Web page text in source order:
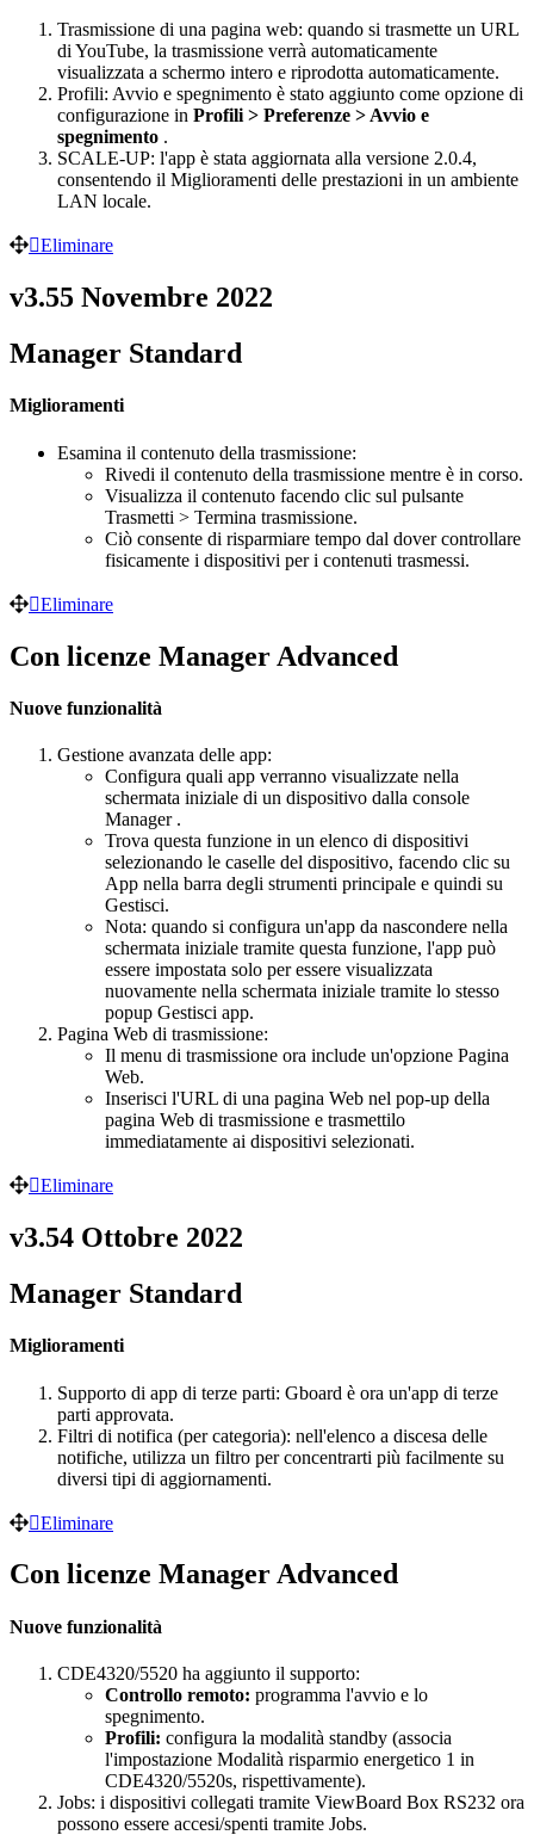
Trasmissione di una pagina web: quando si trasmette un URL
di YouTube, la trasmissione verrà automaticamente
visualizzata a schermo intero e riprodotta automaticamente.
Profili: Avvio e spegnimento è stato aggiunto come opzione di
configurazione in Profili > Preferenze > Avvio e
spegnimento .
SCALE-UP: l'app è stata aggiornata alla versione 2.0.4,
consentendo il Miglioramenti delle prestazioni in un ambiente
LAN locale.
Eliminare
v3.55 Novembre 2022
Manager Standard
Miglioramenti
Esamina il contenuto della trasmissione:
Rivedi il contenuto della trasmissione mentre è in corso.
Visualizza il contenuto facendo clic sul pulsante
Trasmetti > Termina trasmissione.
Ciò consente di risparmiare tempo dal dover controllare
fisicamente i dispositivi per i contenuti trasmessi.
Eliminare
Con licenze Manager Advanced
Nuove funzionalità
Gestione avanzata delle app:
Configura quali app verranno visualizzate nella
schermata iniziale di un dispositivo dalla console
Manager .
Trova questa funzione in un elenco di dispositivi
selezionando le caselle del dispositivo, facendo clic su
App nella barra degli strumenti principale e quindi su
Gestisci.
Nota: quando si configura un'app da nascondere nella
schermata iniziale tramite questa funzione, l'app può
essere impostata solo per essere visualizzata
nuovamente nella schermata iniziale tramite lo stesso
popup Gestisci app.
Pagina Web di trasmissione:
Il menu di trasmissione ora include un'opzione Pagina
Web.
Inserisci l'URL di una pagina Web nel pop-up della
pagina Web di trasmissione e trasmettilo
immediatamente ai dispositivi selezionati.
Eliminare
v3.54 Ottobre 2022
Manager Standard
Miglioramenti
Supporto di app di terze parti: Gboard è ora un'app di terze
parti approvata.
Filtri di notifica (per categoria): nell'elenco a discesa delle
notifiche, utilizza un filtro per concentrarti più facilmente su
diversi tipi di aggiornamenti.
Eliminare
Con licenze Manager Advanced
Nuove funzionalità
CDE4320/5520 ha aggiunto il supporto:
Controllo remoto: programma l'avvio e lo
spegnimento.
Profili: configura la modalità standby (associa
l'impostazione Modalità risparmio energetico 1 in
CDE4320/5520s, rispettivamente).
Jobs: i dispositivi collegati tramite ViewBoard Box RS232 ora
possono essere accesi/spenti tramite Jobs.